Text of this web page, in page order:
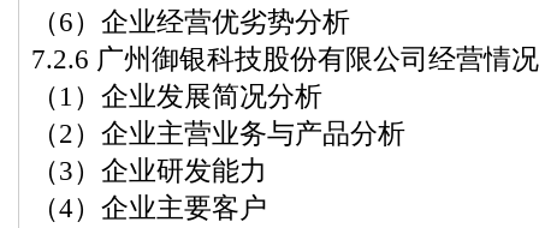
（6）企业经营优劣势分析
7.2.6 广州御银科技股份有限公司经营情
（1）企业发展简况分析
（2）企业主营业务与产品分析
（3）企业研发能力
（4）企业主要客户